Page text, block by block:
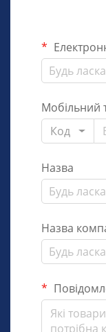
Мобільний
Код
Назва
Назва